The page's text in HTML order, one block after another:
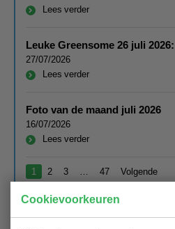
Cookievoorkeuren
Lees verder
Leuke Greensome 26 juli
27/07/2026
Lees verder
Foto van de maand juli 2026
16/07/2026
Lees verder
1 2 3 47 Volgende